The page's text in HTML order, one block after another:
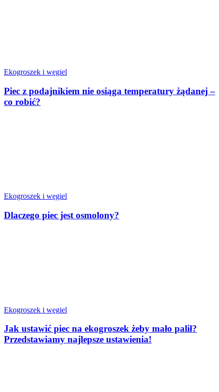
Ekogroszek i węgiel
Piec z podajnikiem nie osiąga temperatury żądanej –
co robić?
Ekogroszek i węgiel
Dlaczego piec jest osmolony?
Ekogroszek i węgiel
Jak ustawić piec na ekogroszek żeby mało palił?
Przedstawiamy najlepsze ustawienia!